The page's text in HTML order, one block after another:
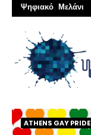
Ψηφιακό Μελάνι
ATHENS GAY PRIDE